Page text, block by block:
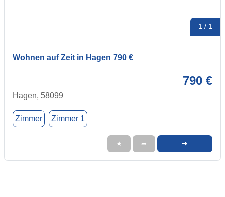
1 / 1
Wohnen auf Zeit in Hagen 790 €
790 €
Hagen, 58099
Zimmer Zimmer 1
★ ➦ ➜